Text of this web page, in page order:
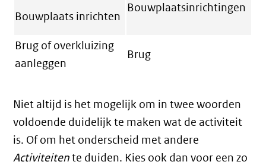
Bouwplaats inrichten
Bouwplaatsinrichtingen
Brug of overkluizing
aanleggen
Brug
Niet altijd is het mogelijk om in twee woorden
voldoende duidelijk te maken wat de activiteit
is. Of om het onderscheid met andere
Activiteitente duiden. Kies ook dan voor een zo